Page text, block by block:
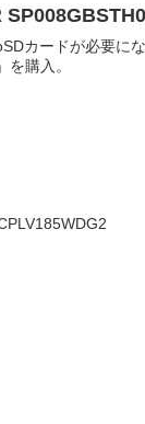
ので、Amazonで検索。 容量・速度
購入。